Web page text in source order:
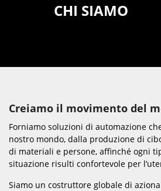
CHI SIAMO
Creiamo il movimento del
Forniamo soluzioni di automazione
nostro mondo, dalla produzione di
di materiali e persone, affinché ogni
situazione risulti confortevole per
Siamo un costruttore globale di